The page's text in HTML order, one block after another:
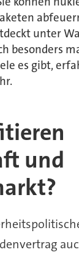
unter
besonders
es gibt,
und